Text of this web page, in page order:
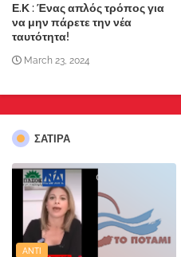
Ε.Κ : Ένας απλός τρόπος για
να μην πάρετε την νέα
ταυτότητα!
March 23, 2024
ΣΑΤΙΡΑ
ANTI